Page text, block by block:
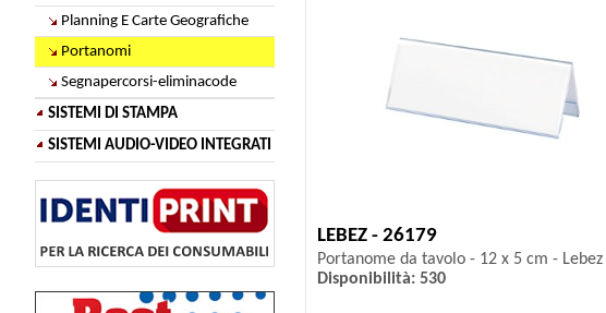
Planning E Carte Geografiche
Portanomi
Segnapercorsi-eliminacode
SISTEMI DI STAMPA
SISTEMI AUDIO-VIDEO INTEGRATI
LEBEZ - 26179
Portanome da tavolo - 12 x 5 cm - Lebez
Disponibilità: 530